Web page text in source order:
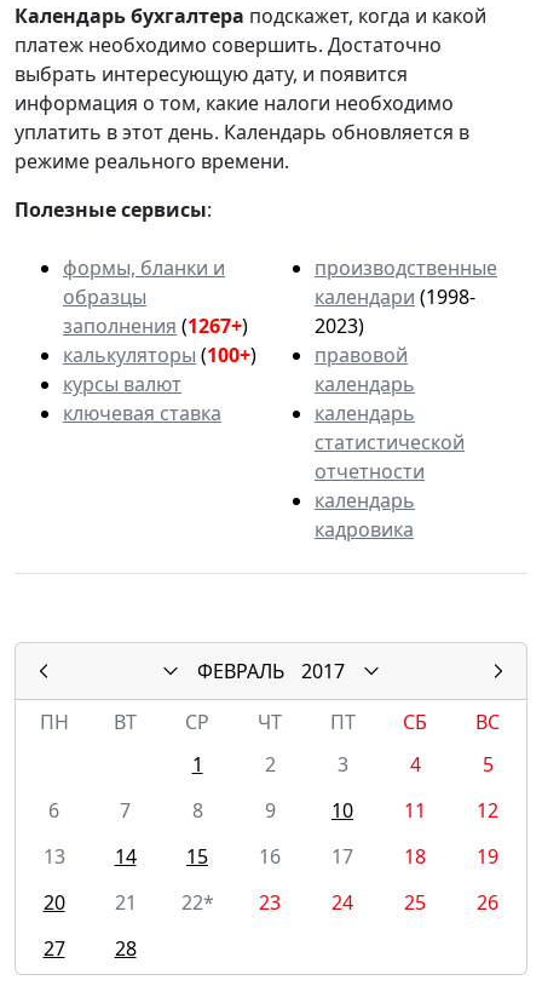
Календарьбухгалтера подскажет, когда и какой
платеж необходимо совершить. Достаточно
выбрать интересующую дату, и появится
информация о том, какие налоги необходимо
уплатить в этот день. Календарь обновляется в
режиме реального времени.
Полезные сервисы:
формы, бланки и
образцы
заполнения (1267+)
калькуляторы (100+)
курсы валют
ключевая ставка
производственные
календари (1998-
2023)
правовой
календарь
календарь
статистической
отчетности
календарь
кадровика
ФЕВРАЛЬ
2017
ПН
ВТ СР ЧТ ПТ СБ
ВС
1
2 3 4
5
6
7 8 9 10 11
12
13
14 15 16 17 18
19
20
21 22* 23 24 25
26
27
28